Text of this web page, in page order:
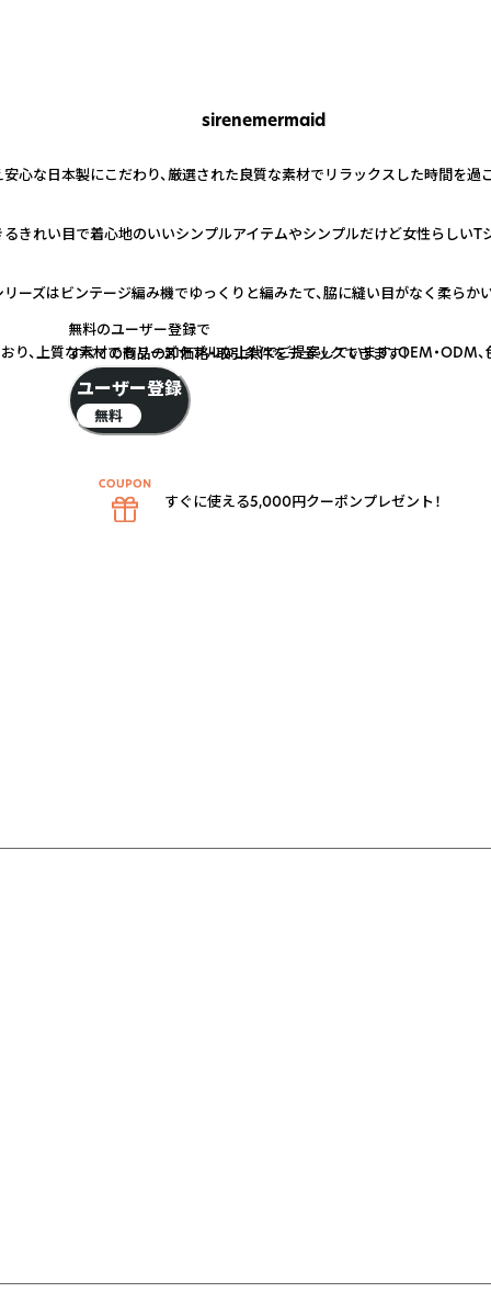
sirenemermaid
心な日本製にこだわり、厳選された良質な素材でリラックスした時間を過
きれい目で着心地のいいシンプルアイテムやシンプルだけど女性らしいT
ーズはビンテージ編み機でゆっくりと編みたて、脇に縫い目がなく柔らか
、上質な素材でもリーズナブルな上代でご提案しています。OEM・ODM
無料のユーザー登録で
すべての商品の卸価格・取引条件をチェックできます！
ユーザー登録
無料
すぐに使える5,000円クーポンプレゼント！